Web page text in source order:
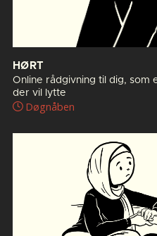
HØRT
Online rådgivning til dig, som
der vil lytte
Døgnåben